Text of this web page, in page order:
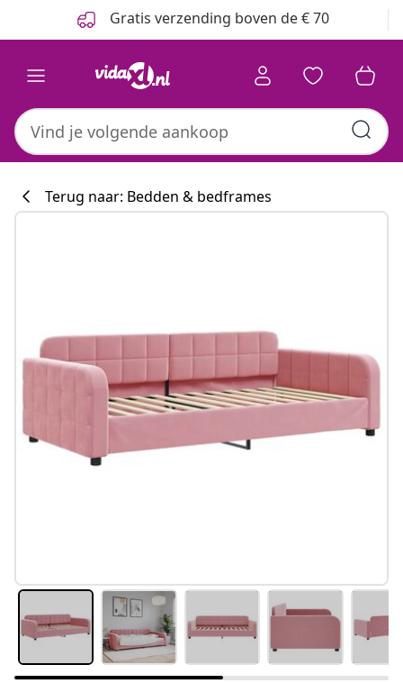
Gratis verzending boven de € 70
Terug naar: Bedden & bedframes